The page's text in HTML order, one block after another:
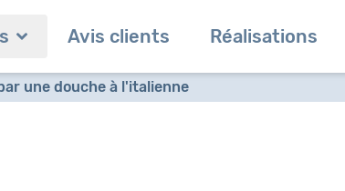
Avis clients Réalisations
une douche à l'italienne